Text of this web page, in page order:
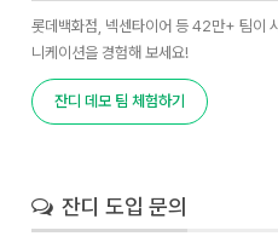
롯데백화점, 넥센타이어 등 42만+ 팀이
니케이션을 경험해 보세요!
잔디 데모 팀 체험하기
잔디 도입 문의